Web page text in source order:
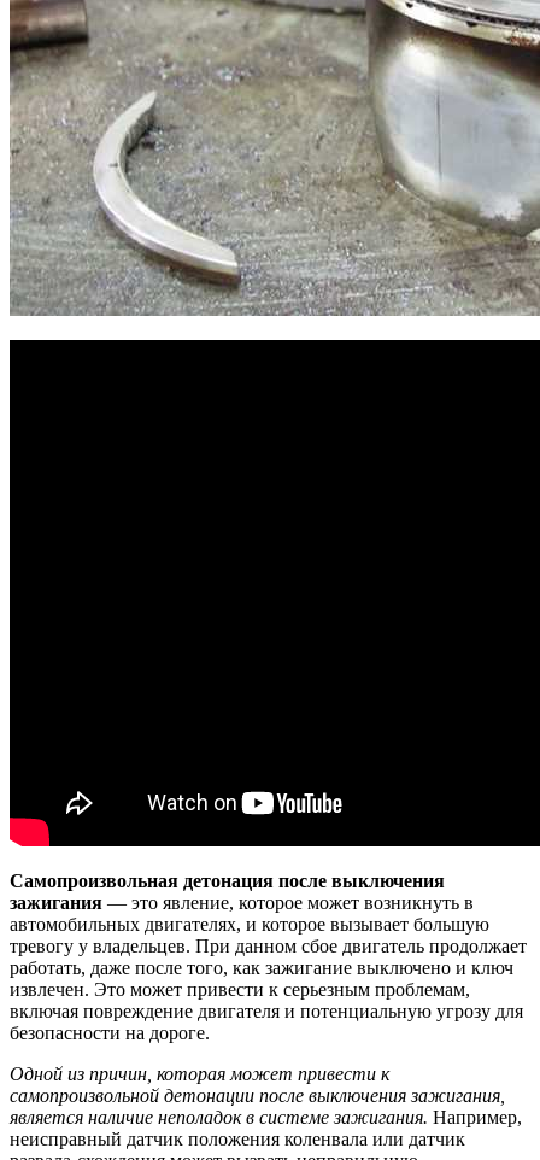
Самопроизвольная детонация после выключения
зажигания — это явление, которое может возникнуть в
автомобильных двигателях, и которое вызывает большую
тревогу у владельцев. При данном сбое двигатель продолжает
работать, даже после того, как зажигание выключено и ключ
извлечен. Это может привести к серьезным проблемам,
включая повреждение двигателя и потенциальную угрозу для
безопасности на дороге.
Одной из причин, которая может привести к
самопроизвольной детонации после выключения зажигания,
является наличие неполадок в системе зажигания. Например,
неисправный датчик положения коленвала или датчик